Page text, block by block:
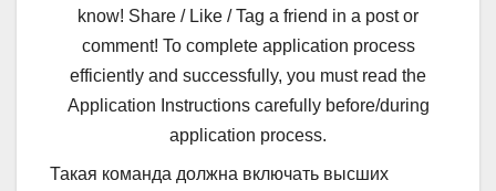
know! Share / Like / Tag a friend in a post or
comment! To complete application process
efficiently and successfully, you must read the
Application Instructions carefully before/during
application process.
Такая команда должна включать высших